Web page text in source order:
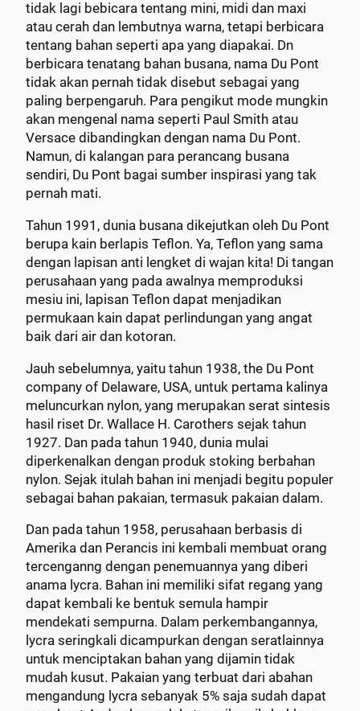
tidak lagi bebicara tentang mini, midi dan maxi
atau cerah dan lembutnya warna, tetapi berbicara
tentang bahan seperti apa yang diapakai. Dn
berbicara tenatang bahan busana, nama Du Pont
tidak akan pernah tidak disebut sebagai yang
paling berpengaruh. Para pengikut mode mungkin
akan mengenal nama seperti Paul Smith atau
Versace dibandingkan dengan nama Du Pont.
Namun, di kalangan para perancang busana
sendiri, Du Pont bagai sumber inspirasi yang tak
pernah mati.
Tahun 1991, dunia busana dikejutkan oleh Du Pont
berupa kain berlapis Teflon. Ya, Teflon yang sama
dengan lapisan anti lengket di wajan kita! Di tangan
perusahaan yang pada awalnya memproduksi
mesiu ini, lapisan Teflon dapat menjadikan
permukaan kain dapat perlindungan yang angat
baik dari air dan kotoran.
Jauh sebelumnya, yaitu tahun 1938, the Du Pont
company of Delaware, USA, untuk pertama kalinya
meluncurkan nylon, yang merupakan serat sintesis
hasil riset Dr. Wallace H. Carothers sejak tahun
1927. Dan pada tahun 1940, dunia mulai
diperkenalkan dengan produk stoking berbahan
nylon. Sejak itulah bahan ini menjadi begitu populer
sebagai bahan pakaian, termasuk pakaian dalam.
Dan pada tahun 1958, perusahaan berbasis di
Amerika dan Perancis ini kembali membuat orang
tercenganng dengan penemuannya yang diberi
anama lycra. Bahan ini memiliki sifat regang yang
dapat kembali ke bentuk semula hampir
mendekati sempurna. Dalam perkembangannya,
lycra seringkali dicampurkan dengan seratlainnya
untuk menciptakan bahan yang dijamin tidak
mudah kusut. Pakaian yang terbuat dari abahan
mengandung lycra sebanyak 5% saja sudah dapat